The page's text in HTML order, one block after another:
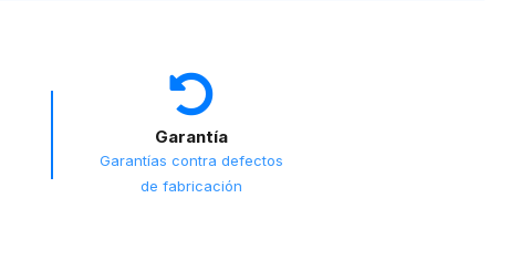
Garantía
Garantías contra defectos
de fabricación